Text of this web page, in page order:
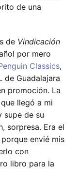
de una
de Vindicación
por mero
Classics,
de Guadalajara
promoción. La
que llegó a mi
supe de su
sorpresa. Era el
envié mis
con
libro para la